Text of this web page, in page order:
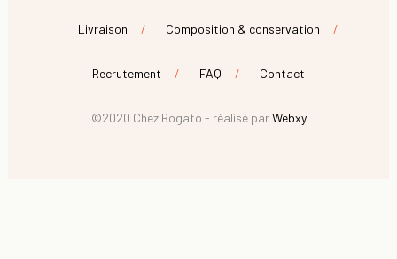
Livraison Composition & conservation
Recrutement FAQ Contact
©2020 Chez Bogato - réalisé parWebxy